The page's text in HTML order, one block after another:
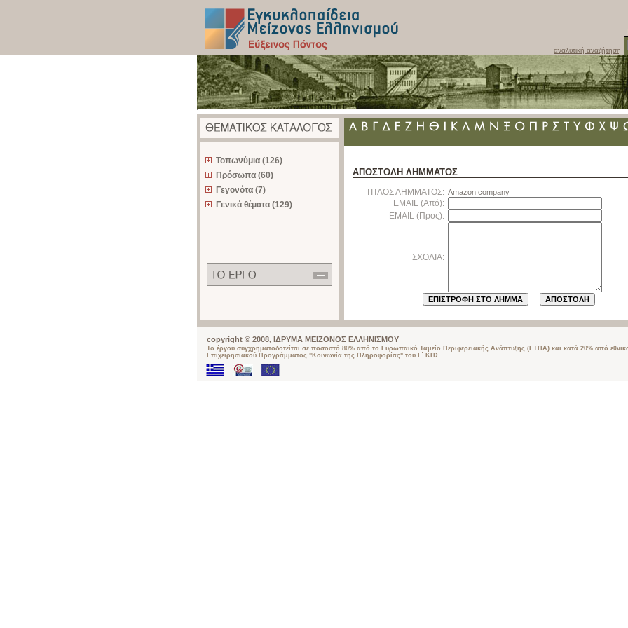
αναλυτική αναζήτηση
Τοπωνύμια (126)
Πρόσωπα (60)
Γεγονότα (7)
Γενικά θέματα (129)
ΑΠΟΣΤΟΛΗ ΛΗΜΜΑΤΟΣ
ΤΙΤΛΟΣ ΛΗΜΜΑΤΟΣ: Amazon company
EMAIL (Από):
EMAIL (Προς):
ΣΧΟΛΙΑ:
copyright © 2008, ΙΔΡΥΜΑ ΜΕΙΖΟΝΟΣ ΕΛΛΗΝΙΣΜΟΥ
Το έργου συγχρηματοδοτείται σε ποσοστό 80% από το Ευρωπαϊκό Ταμείο Περιφερειακής Ανάπτυξης (ΕΤΠΑ) και κατά 20% από
Επιχειρησιακού Προγράμματος "Κοινωνία της Πληροφορίας" του Γ΄ ΚΠΣ.